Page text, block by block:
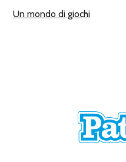
Un mondo di giochi